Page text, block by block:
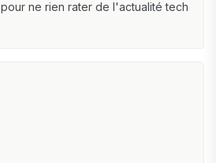
pour ne rien rater de l'actualité tech